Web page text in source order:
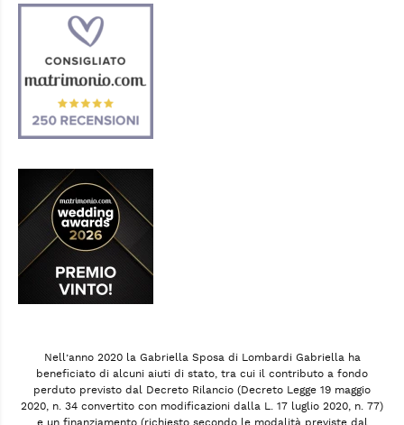
Nell’anno 2020 la Gabriella Sposa di Lombardi Gabriella ha
beneficiato di alcuni aiuti di stato, tra cui il contributo a fondo
perduto previsto dal Decreto Rilancio (Decreto Legge 19 maggio
2020, n. 34 convertito con modificazioni dalla L. 17 luglio 2020, n. 77)
e un finanziamento (richiesto secondo le modalità previste dal